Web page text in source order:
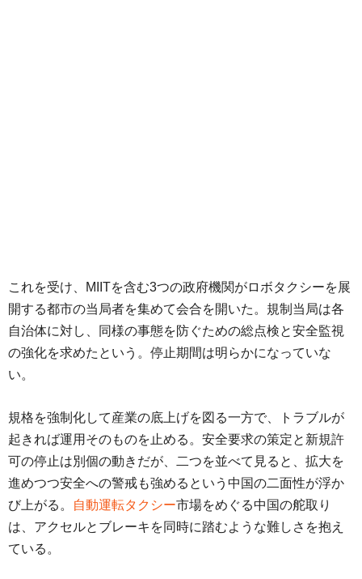
これを受け、MIITを含む3つの政府機関がロボタクシーを展
開する都市の当局者を集めて会合を開いた。規制当局は各
自治体に対し、同様の事態を防ぐための総点検と安全監視
の強化を求めたという。停止期間は明らかになっていな
い。
規格を強制化して産業の底上げを図る一方で、トラブルが
起きれば運用そのものを止める。安全要求の策定と新規許
可の停止は別個の動きだが、二つを並べて見ると、拡大を
進めつつ安全への警戒も強めるという中国の二面性が浮か
び上がる。
自動運転タクシー市場をめぐる中国の舵取り
は、アクセルとブレーキを同時に踏むような難しさを抱え
ている。